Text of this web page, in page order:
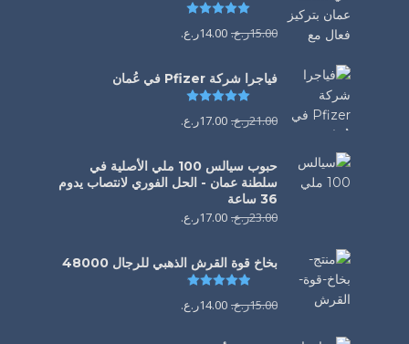
15.00ر.ع. 14.00ر.ع.
فياجرا شركة Pfizer في عُمان
21.00ر.ع. 17.00ر.ع.
حبوب سيالس 100 ملي الأصلية في
سلطنة عمان - الحل الفوري لانتصاب يدوم
36 ساعة
23.00ر.ع. 17.00ر.ع.
بخاخ قوة القرش الذهبي للرجال 48000
تم التقييم
15.00ر.ع. 14.00ر.ع.